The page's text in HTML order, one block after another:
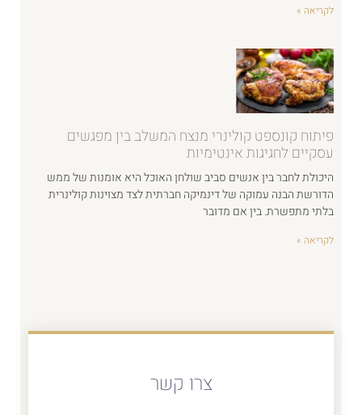
לקריאה »
פיתוח קונספט קולינרי מנצח המשלב בין מפגשים
עסקיים לחגיגות אינטימיות
היכולת לחבר בין אנשים סביב שולחן האוכל היא אומנות של ממש
הדורשת הבנה עמוקה של דינמיקה חברתית לצד מצוינות קולינרית
בלתי מתפשרת. בין אם מדובר
לקריאה »
צרו קשר